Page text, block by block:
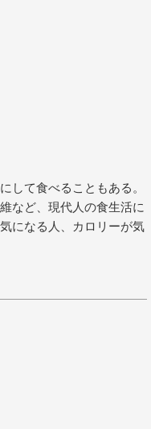
して食べることもある。
など、現代人の食生活に
になる人、カロリーが気